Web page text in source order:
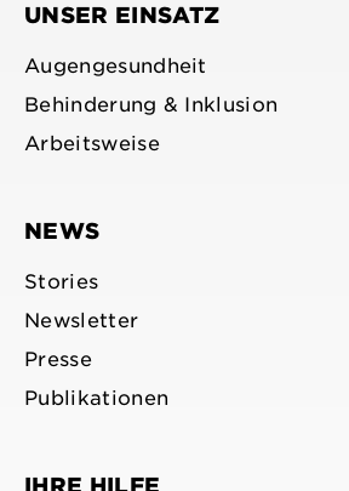
UNSER EINSATZ
Augengesundheit
Behinderung & Inklusion
Arbeitsweise
NEWS
Stories
Newsletter
Presse
Publikationen
IHRE HILFE